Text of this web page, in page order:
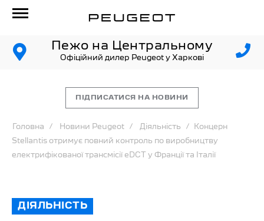
Пежо на Центральному
Офіційний дилер Peugeot у Харкові
ПІДПИСАТИСЯ НА НОВИНИ
Головна Новини Peugeot Діяльність Концерн
Stellantis отримує повний контроль по виробництву
електрифікованої трансмісії eDCT у Франції та Італії
ДІЯЛЬНІСТЬ